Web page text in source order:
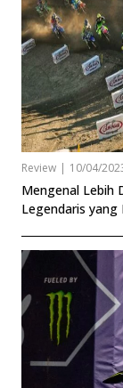
Review | 10/04/
Mengenal Lebih
Legendaris